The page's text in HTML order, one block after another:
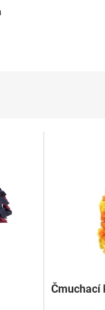
Čmuchací